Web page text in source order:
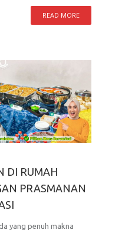
READ MORE
DI RUMAH
PRASMANAN
yang penuh makna